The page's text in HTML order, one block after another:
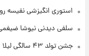
استوری انگیزشی
سلفی دیدنی نیوشا
جشن تولد ۴۳ سالگی لیلا اوتادی با یک سورپرایز ویژه + فیلم